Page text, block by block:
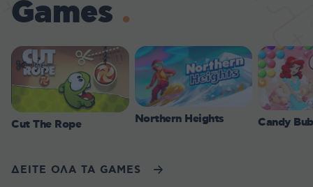
Games
Cut The Rope Northern Heights Candy
ΔΕΙΤΕ ΟΛΑ ΤΑ GAMES